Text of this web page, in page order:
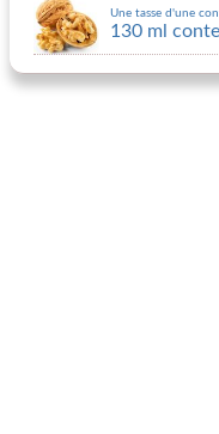
Une tasse d'une
130 ml